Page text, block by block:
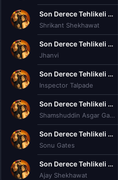
Son Derece Tehlikeli Wanted izle (2009)
Shrikant Shekhawat
Son Derece Tehlikeli Wanted izle (2009)
Jhanvi
Son Derece Tehlikeli Wanted izle (2009)
Inspector Talpade
Son Derece Tehlikeli Wanted izle (2009)
Shamshuddin Asgar Gani / Gani Bhai
Son Derece Tehlikeli Wanted izle (2009)
Sonu Gates
Son Derece Tehlikeli Wanted izle (2009)
Ajay Shekhawat